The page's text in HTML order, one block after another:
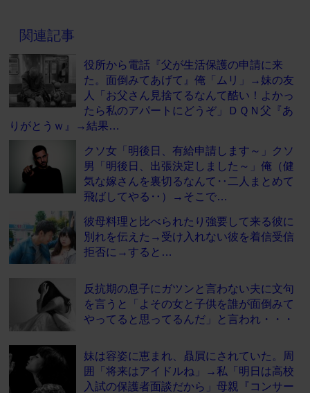
関連記事
役所から電話『父が生活保護の申請に来
た。面倒みてあげて』俺「ムリ」→妹の友
人「お父さん見捨てるなんて酷い！よかっ
たら私のアパートにどうぞ」ＤＱＮ父『あ
りがとうｗ』→結果…
クソ女「明後日、有給申請します～」クソ
男「明後日、出張決定しました～」俺（健
気な嫁さんを裏切るなんて‥二人まとめて
飛ばしてやる‥）→そこで…
彼母料理と比べられたり強要して来る彼に
別れを伝えた→受け入れない彼を着信受信
拒否に→すると…
反抗期の息子にガツンと言わない夫に文句
を言うと「よその女と子供を誰が面倒みて
やってると思ってるんだ」と言われ・・・
妹は容姿に恵まれ、贔屓にされていた。周
囲「将来はアイドルね」→私「明日は高校
入試の保護者面談だから」母親『コンサー